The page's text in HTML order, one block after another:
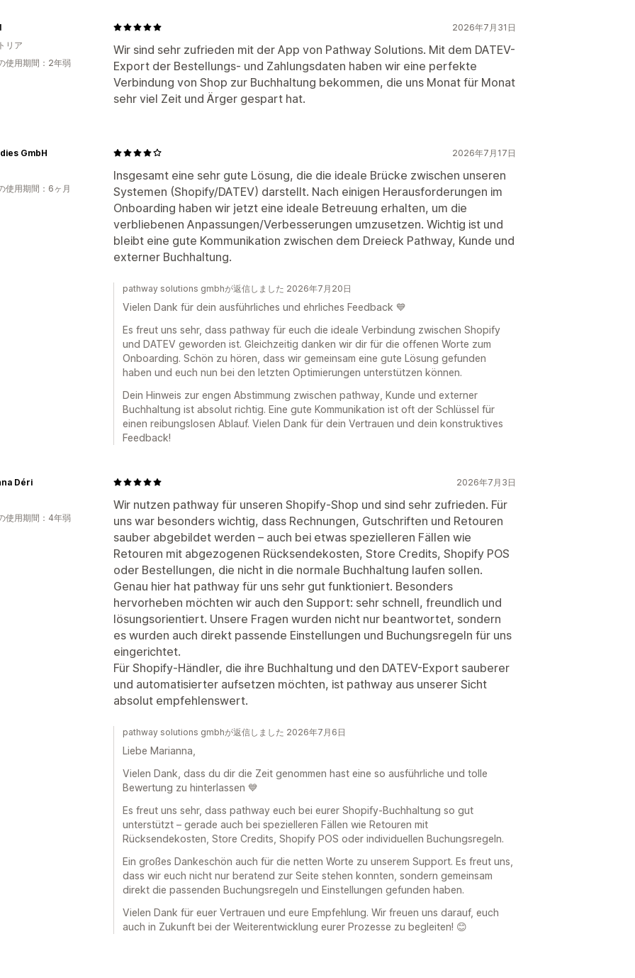
2026年7月31日
Wir sind sehr zufrieden mit der App von Pathway Solutions. Mit dem DATEV-
Export der Bestellungs- und Zahlungsdaten haben wir eine perfekte
Verbindung von Shop zur Buchhaltung bekommen, die uns Monat für Monat
sehr viel Zeit und Ärger gespart hat.
リア
使用期間：2年弱
2026年7月17日
Insgesamt eine sehr gute Lösung, die die ideale Brücke zwischen unseren
Systemen (Shopify/DATEV) darstellt. Nach einigen Herausforderungen im
Onboarding haben wir jetzt eine ideale Betreuung erhalten, um die
verbliebenen Anpassungen/Verbesserungen umzusetzen. Wichtig ist und
bleibt eine gute Kommunikation zwischen dem Dreieck Pathway, Kunde und
externer Buchhaltung.
GmbH
使用期間：6ヶ月
pathway solutions gmbhが返信しました 2026年7月20日
Vielen Dank für dein ausführliches und ehrliches Feedback 💙
Es freut uns sehr, dass pathway für euch die ideale Verbindung zwischen Shopify
und DATEV geworden ist. Gleichzeitig danken wir dir für die offenen Worte zum
Onboarding. Schön zu hören, dass wir gemeinsam eine gute Lösung gefunden
haben und euch nun bei den letzten Optimierungen unterstützen können.
Dein Hinweis zur engen Abstimmung zwischen pathway, Kunde und externer
Buchhaltung ist absolut richtig. Eine gute Kommunikation ist oft der Schlüssel für
einen reibungslosen Ablauf. Vielen Dank für dein Vertrauen und dein konstruktives
Feedback!
2026年7月3日
Wir nutzen pathway für unseren Shopify-Shop und sind sehr zufrieden. Für
uns war besonders wichtig, dass Rechnungen, Gutschriften und Retouren
sauber abgebildet werden – auch bei etwas spezielleren Fällen wie
Retouren mit abgezogenen Rücksendekosten, Store Credits, Shopify POS
oder Bestellungen, die nicht in die normale Buchhaltung laufen sollen.
Genau hier hat pathway für uns sehr gut funktioniert. Besonders
hervorheben möchten wir auch den Support: sehr schnell, freundlich und
lösungsorientiert. Unsere Fragen wurden nicht nur beantwortet, sondern
es wurden auch direkt passende Einstellungen und Buchungsregeln für uns
eingerichtet.
Für Shopify-Händler, die ihre Buchhaltung und den DATEV-Export sauberer
und automatisierter aufsetzen möchten, ist pathway aus unserer Sicht
absolut empfehlenswert.
Déri
使用期間：4年弱
pathway solutions gmbhが返信しました 2026年7月6日
Liebe Marianna,
Vielen Dank, dass du dir die Zeit genommen hast eine so ausführliche und tolle
Bewertung zu hinterlassen 💙
Es freut uns sehr, dass pathway euch bei eurer Shopify-Buchhaltung so gut
unterstützt – gerade auch bei spezielleren Fällen wie Retouren mit
Rücksendekosten, Store Credits, Shopify POS oder individuellen Buchungsregeln.
Ein großes Dankeschön auch für die netten Worte zu unserem Support. Es freut uns,
dass wir euch nicht nur beratend zur Seite stehen konnten, sondern gemeinsam
direkt die passenden Buchungsregeln und Einstellungen gefunden haben.
Vielen Dank für euer Vertrauen und eure Empfehlung. Wir freuen uns darauf, euch
auch in Zukunft bei der Weiterentwicklung eurer Prozesse zu begleiten! 😊